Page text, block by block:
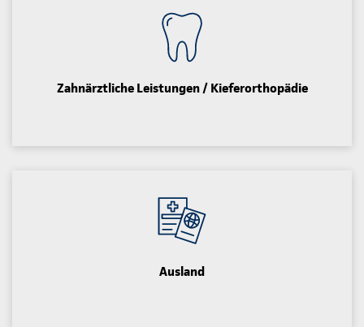
Zahnärztliche Leistungen / Kieferorthopädie
Ausland